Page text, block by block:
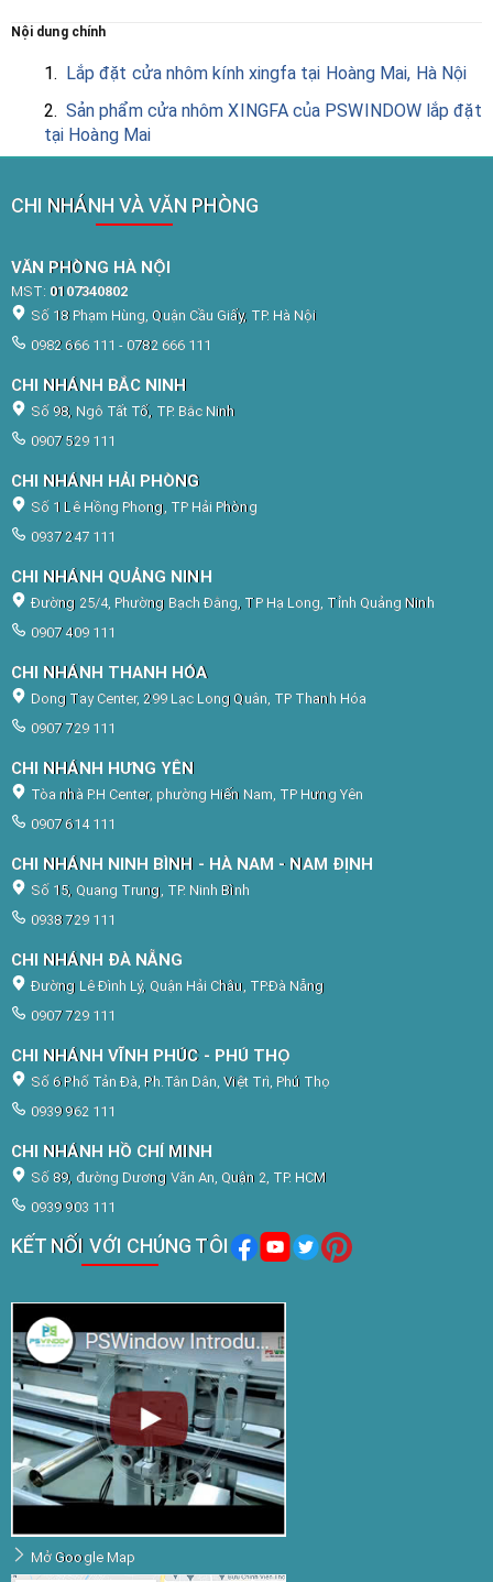
Nội dung chính
1. Lắp đặt cửa nhôm kính xingfa tại Hoàng Mai, Hà Nội
2. Sản phẩm cửa nhôm XINGFA của PSWINDOW lắp đặt
tại Hoàng Mai
CHI NHÁNH VÀ VĂN PHÒNG
VĂN PHÒNG HÀ NỘI
MST: 0107340802
Số 18 Phạm Hùng, Quận Cầu Giấy, TP. Hà Nội
0982 666 111 - 0782 666 111
CHI NHÁNH BẮC NINH
Số 98, Ngô Tất Tố, TP. Bắc Ninh
0907 529 111
CHI NHÁNH HẢI PHÒNG
Số 1 Lê Hồng Phong, TP Hải Phòng
0937 247 111
CHI NHÁNH QUẢNG NINH
Đường 25/4, Phường Bạch Đằng, TP Hạ Long, Tỉnh Quảng Ninh
0907 409 111
CHI NHÁNH THANH HÓA
Dong Tay Center, 299 Lạc Long Quân, TP Thanh Hóa
0907 729 111
CHI NHÁNH HƯNG YÊN
Tòa nhà P.H Center, phường Hiến Nam, TP Hưng Yên
0907 614 111
CHI NHÁNH NINH BÌNH - HÀ NAM - NAM ĐỊNH
Số 15, Quang Trung, TP. Ninh Bình
0938 729 111
CHI NHÁNH ĐÀ NẴNG
Đường Lê Đình Lý, Quận Hải Châu, TP.Đà Nẵng
0907 729 111
CHI NHÁNH VĨNH PHÚC - PHÚ THỌ
Số 6 Phố Tản Đà, Ph.Tân Dân, Việt Trì, Phú Thọ
0939 962 111
CHI NHÁNH HỒ CHÍ MINH
Số 89, đường Dương Văn An, Quận 2, TP. HCM
0939 903 111
KẾT NỐI VỚI CHÚNG TÔI
Mở Google Map